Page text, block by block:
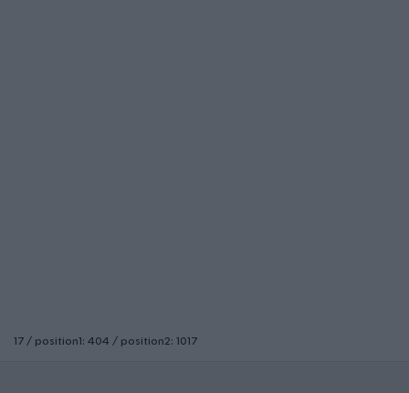
17 / position1: 404 / position2: 1017